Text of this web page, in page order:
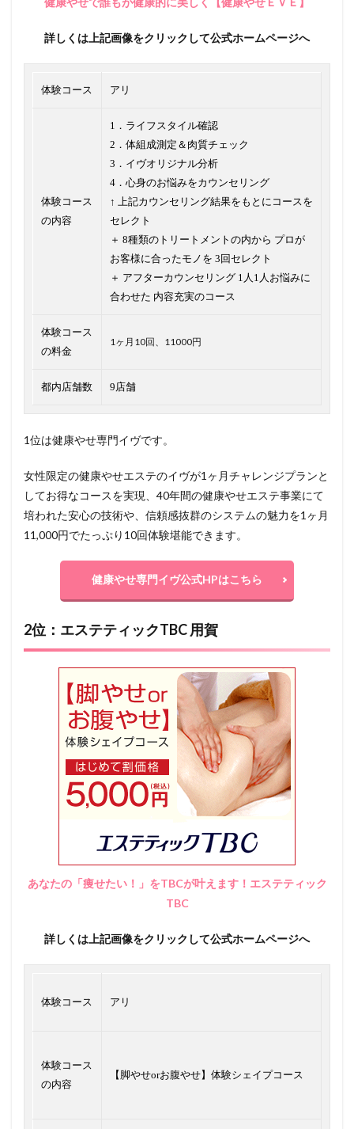
詳しくは上記画像をクリックして公式ホームページへ
体験コース アリ
体験コース
の内容
1．ライフスタイル確認
2．体組成測定＆肉質チェック
3．イヴオリジナル分析
4．心身のお悩みをカウンセリング
↑ 上記カウンセリング結果をもとにコースを
セレクト
＋ 8種類のトリートメントの内から プロが
お客様に合ったモノを 3回セレクト
＋ アフターカウンセリング 1人1人お悩みに
合わせた 内容充実のコース
体験コース
の料金
1ヶ月10回、11000円
都内店舗数 9店舗
1位は健康やせ専門イヴです。
女性限定の健康やせエステのイヴが1ヶ月チャレンジプランと
してお得なコースを実現、40年間の健康やせエステ事業にて
培われた安心の技術や、信頼感抜群のシステムの魅力を1ヶ月
11,000円でたっぷり10回体験堪能できます。
健康やせ専門イヴ公式HPはこちら
2位：エステティックTBC 用賀
あなたの「痩せたい！」をTBCが叶えます！エステティック
TBC
詳しくは上記画像をクリックして公式ホームページへ
体験コース アリ
体験コース
の内容
【脚やせorお腹やせ】体験シェイプコース